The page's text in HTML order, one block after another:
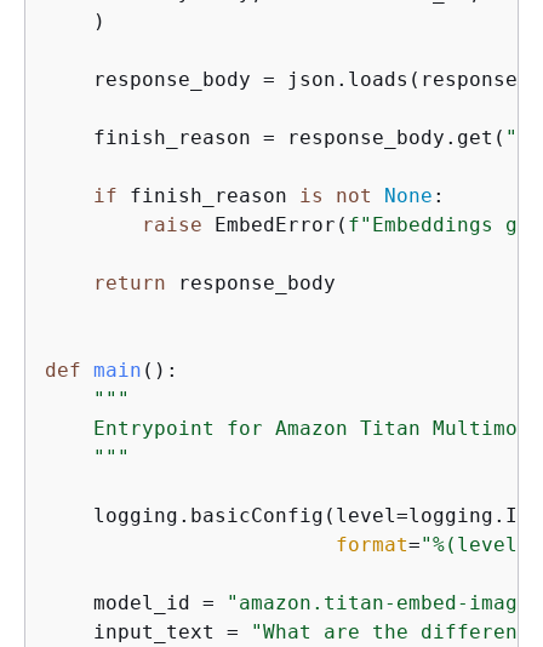
    )
response_body =
    finish_reason = response_body.get(
if finish_reason is not None :
raise EmbedError( f"Embeddings
return response_body
def main ():
"""
Entrypoint for Amazon Titan
    """
format=
    model_id =
"amazon.titan-embed-
    input_text =
"What are the